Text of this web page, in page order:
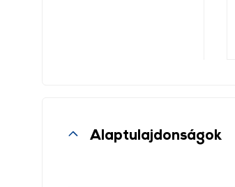
Alaptulajdonságok